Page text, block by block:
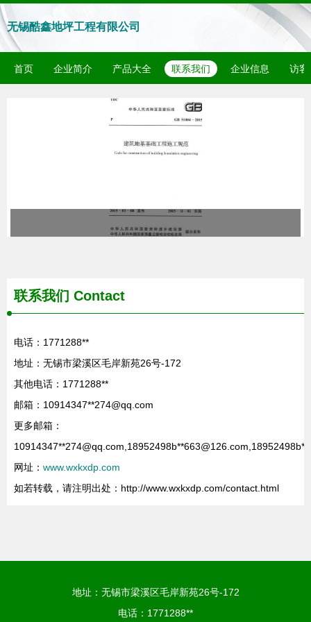
无锡酷鑫地坪工程有限公司
首页 企业简介 产品大全 联系我们 企业信息 访客
联系我们 Contact
电话：1771288**
地址：无锡市梁溪区毛岸新苑26号-172
其他电话：1771288**
邮箱：10914347**274@qq.com
更多邮箱：
10914347**274@qq.com ,18952498b**663@126.com ,18952498b**
网址： www.wxkxdp.com
如若转载，请注明出处：http://www.wxkxdp.com/contact.html
地址：无锡市梁溪区毛岸新苑26号-172
电话：1771288**